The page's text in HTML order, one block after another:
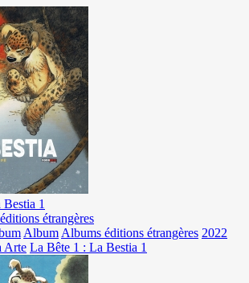
1
étrangères
Album Albums éditions étrangères 2022
Arte La Bête 1 : La Bestia 1